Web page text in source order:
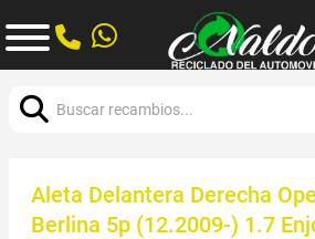
Aleta Delantera Derecha
Berlina 5p (12.2009-) 1.7